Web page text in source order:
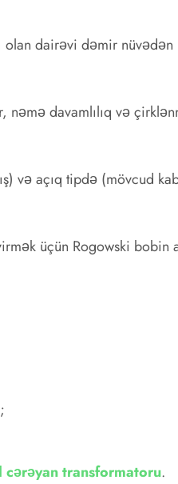
olan dairəvi dəmir
davamlılıq və
və açıq tipdə (mövcud
üçün Rogowski bobin
cərəyan transformatoru.